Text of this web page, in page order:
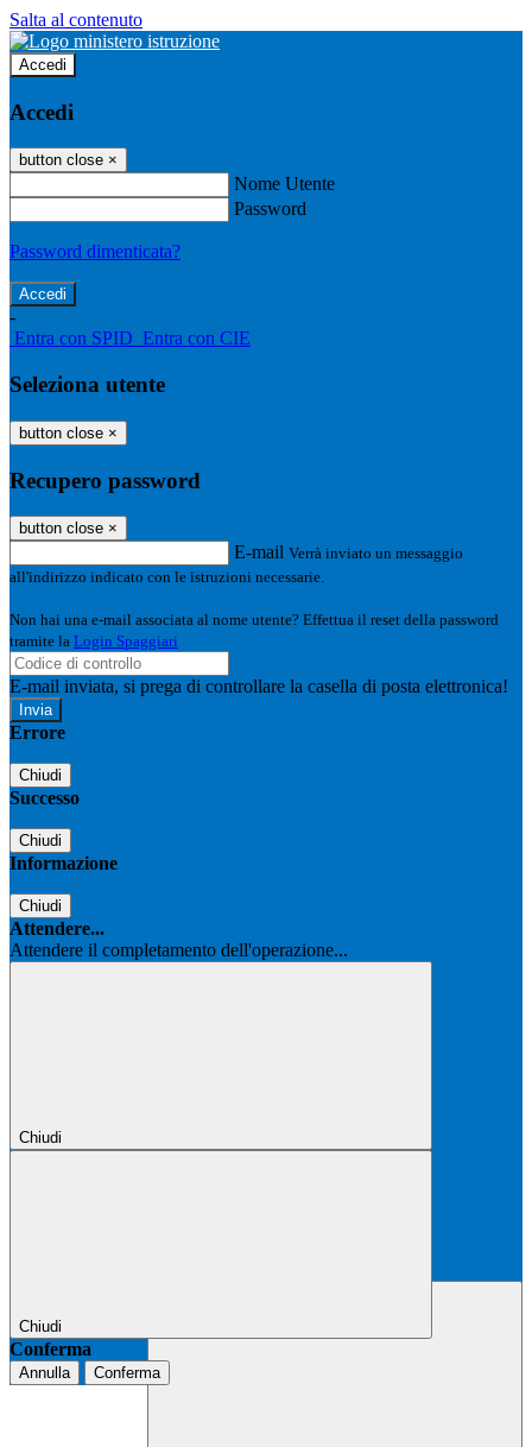
Salta al contenuto
Accedi
Accedi
button close ×
Nome Utente
Password
Password dimenticata?
-
Entra con SPID Entra con CIE
Seleziona utente
button close ×
Recupero password
button close ×
E-mail Verrà inviato un messaggio
all'indirizzo indicato con le istruzioni necessarie.
Non hai una e-mail associata al nome utente? Effettua il reset della password
tramite la Login Spaggiari
E-mail inviata, si prega di controllare la casella di posta elettronica!
Errore
Chiudi
Successo
Chiudi
Informazione
Chiudi
Attendere...
Attendere il completamento dell'operazione...
Chiudi
Chiudi
Conferma
Annulla Conferma